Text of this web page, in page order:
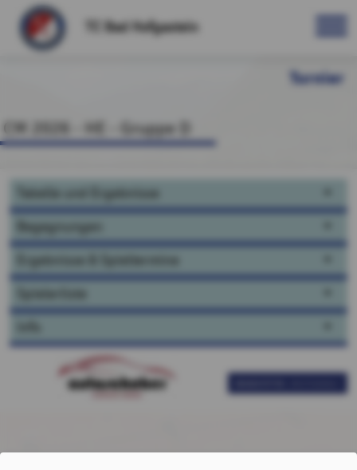
TC Bad Hofgastein
Turnier
CM 2026 - HE - Gruppe D
Tabelle und Ergebnisse
Begegnungen
Ergebnisse & Spieltermine
Spielerliste